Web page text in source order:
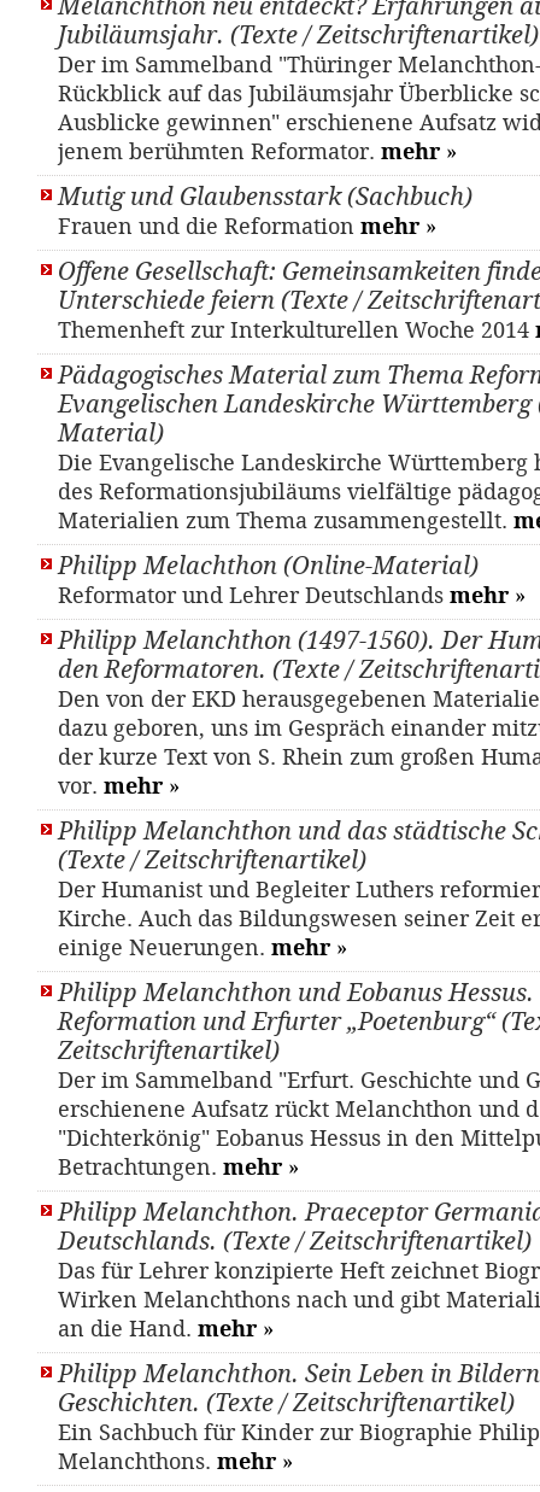
Melanchthon neu entdeckt? Erfahrungen
Jubiläumsjahr. (Texte / Zeitschriftenartikel)
Der im Sammelband "Thüringer
Rückblick auf das Jubiläumsjahr Überblicke
Ausblicke gewinnen" erschienene Aufsatz
jenem berühmten Reformator. mehr »
Mutig und Glaubensstark (Sachbuch)
Frauen und die Reformation mehr »
Offene Gesellschaft: Gemeinsamkeiten
Unterschiede feiern (Texte /
Themenheft zur Interkulturellen Woche 2014
Pädagogisches Material zum Thema
Evangelischen Landeskirche Württemberg
Material)
Die Evangelische Landeskirche Württemberg
des Reformationsjubiläums vielfältige
Materialien zum Thema zusammengestellt.
Philipp Melachthon (Online-Material)
Reformator und Lehrer Deutschlands mehr »
Philipp Melanchthon (1497-1560). Der
den Reformatoren. (Texte /
Den von der EKD herausgegebenen
dazu geboren, uns im Gespräch einander
der kurze Text von S. Rhein zum großen
vor. mehr »
Philipp Melanchthon und das städtische
(Texte / Zeitschriftenartikel)
Der Humanist und Begleiter Luthers
Kirche. Auch das Bildungswesen seiner Zeit
einige Neuerungen. mehr »
Philipp Melanchthon und Eobanus
Reformation und Erfurter „Poetenburg“
Zeitschriftenartikel)
Der im Sammelband "Erfurt. Geschichte und
erschienene Aufsatz rückt Melanchthon und
"Dichterkönig" Eobanus Hessus in den
Betrachtungen. mehr »
Philipp Melanchthon. Praeceptor
Deutschlands. (Texte / Zeitschriftenartikel)
Das für Lehrer konzipierte Heft zeichnet
Wirken Melanchthons nach und gibt
an die Hand. mehr »
Philipp Melanchthon. Sein Leben in
Geschichten. (Texte / Zeitschriftenartikel)
Ein Sachbuch für Kinder zur Biographie
Melanchthons. mehr »